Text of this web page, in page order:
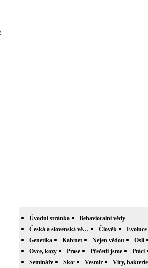
Úvodní stránka
Behavioralni vědy
Česká a slovenská vě…
Člověk Evoluce
Genetika
Kabinet Nejen vědou Osli
Ovce, kozy
Prase Přečetli jsme Ptáci
Semináře
Skot Vesmír
Viry, bakterie